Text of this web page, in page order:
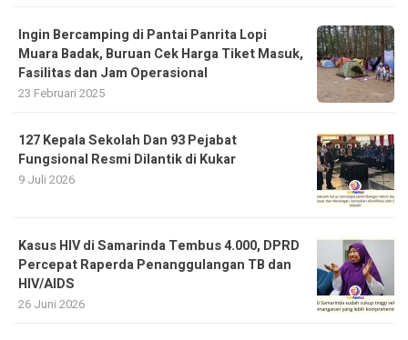
Ingin Bercamping di Pantai Panrita Lopi
Muara Badak, Buruan Cek Harga Tiket Masuk,
Fasilitas dan Jam Operasional
23 Februari 2025
127 Kepala Sekolah Dan 93 Pejabat
Fungsional Resmi Dilantik di Kukar
9 Juli 2026
Kasus HIV di Samarinda Tembus 4.000, DPRD
Percepat Raperda Penanggulangan TB dan
HIV/AIDS
26 Juni 2026